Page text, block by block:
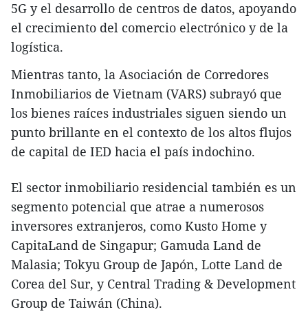
5G y el desarrollo de centros de datos, apoyando
el crecimiento del comercio electrónico y de la
logística.
Mientras tanto, la Asociación de Corredores
Inmobiliarios de Vietnam (VARS) subrayó que
los bienes raíces industriales siguen siendo un
punto brillante en el contexto de los altos flujos
de capital de IED hacia el país indochino.
El sector inmobiliario residencial también es un
segmento potencial que atrae a numerosos
inversores extranjeros, como Kusto Home y
CapitaLand de Singapur; Gamuda Land de
Malasia; Tokyu Group de Japón, Lotte Land de
Corea del Sur, y Central Trading & Development
Group de Taiwán (China).